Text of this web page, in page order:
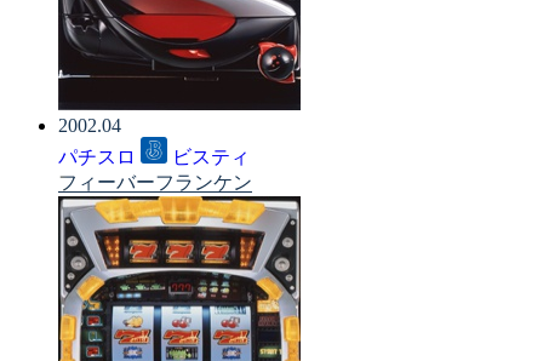
2002.04
パチスロ
ビスティ
フィーバーフランケン